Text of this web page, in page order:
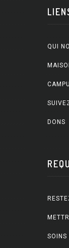
QUI
DONS
SOINS